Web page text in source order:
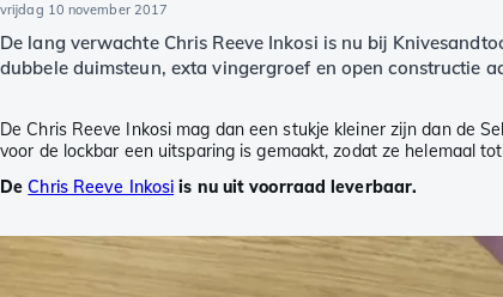
vrijdag 10 november 2017
De lang verwachte Chris Reeve Inkosi is nu bij
dubbele duimsteun, exta vingergroef en open constructie
De Chris Reeve Inkosi mag dan een stukje kleiner zijn dan de
voor de lockbar een uitsparing is gemaakt, zodat ze helemaal
DeChris Reeve Inkosi is nu uit voorraad leverbaar.